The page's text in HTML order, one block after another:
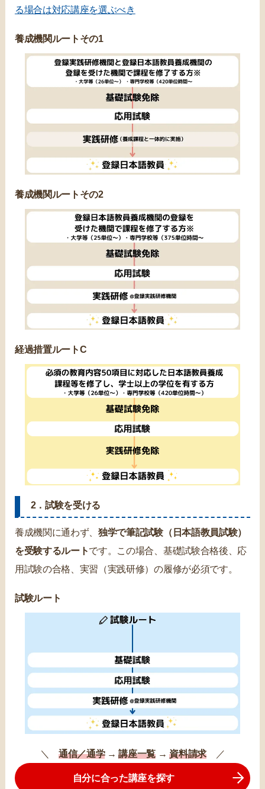
る場合は対応講座を選ぶべき
養成機関ルートその1
養成機関ルートその2
経過措置ルートC
2．試験を受ける
養成機関に通わず、独学で筆記試験（日本語教員試験）
を受験するルートです。この場合、基礎試験合格後、応
用試験の合格、実習（実践研修）の履修が必須です。
試験ルート
＼ 通信／通学→講座一覧 →資料請求／
自分に合った講座を探す